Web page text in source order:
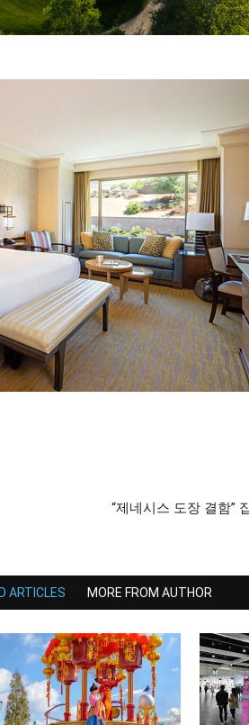
“제네시스 도장 결함”
ARTICLES MORE FROM AUTHOR